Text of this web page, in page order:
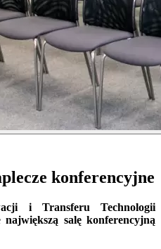
konferencyjne
i Transferu Technologii
największą salę konferencyjną